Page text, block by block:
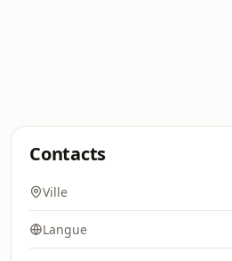
Contacts
Ville
Langue